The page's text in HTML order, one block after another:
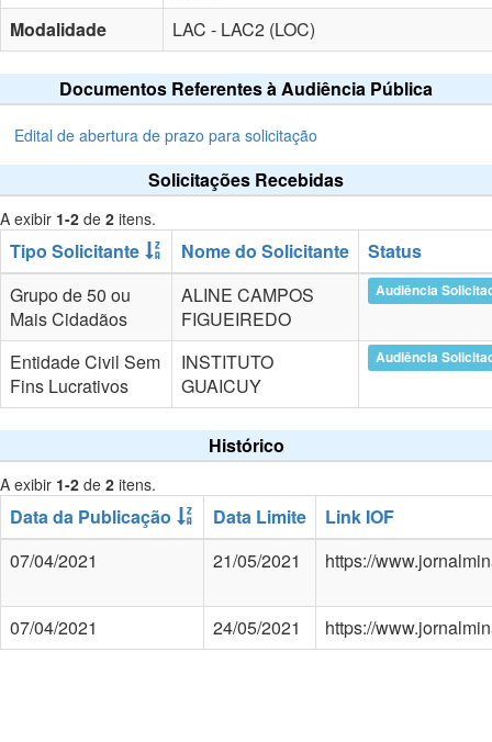
Modalidade
LAC - LAC2 (LOC)
Documentos Referentes à Audiência Pública
Edital de abertura de prazo para solicitação
Solicitações Recebidas
A exibir 1-2 de 2 itens.
Tipo Solicitante Nome do Solicitante
Status
Grupo de 50 ou
Mais Cidadãos
ALINE CAMPOS
FIGUEIREDO
Audiência
Entidade Civil Sem
Fins Lucrativos
INSTITUTO
GUAICUY
Audiência
Histórico
A exibir 1-2 de 2 itens.
Data da Publicação Data Limite
Link IOF
07/04/2021
21/05/2021 https://
07/04/2021 24/05/2021 https://